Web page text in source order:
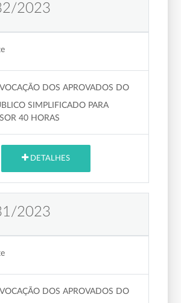
2023
DOS APROVADOS DO
SIMPLIFICADO PARA
40 HORAS
DETALHES
2023
DOS APROVADOS DO